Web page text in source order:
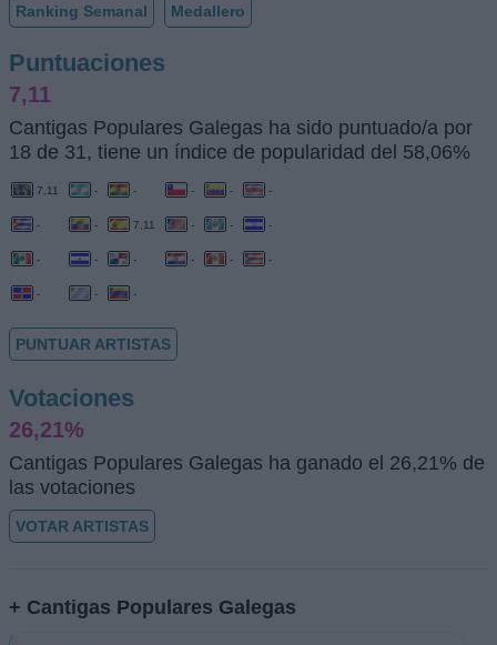
Ranking Semanal Medallero
Puntuaciones
7,11
Cantigas Populares Galegas ha sido puntuado/a por
18 de 31, tiene un índice de popularidad del 58,06%
7,11 - - - - -
- - 7,11 - - -
- - - - - -
- - -
PUNTUAR ARTISTAS
Votaciones
26,21%
Cantigas Populares Galegas ha ganado el 26,21% de
las votaciones
VOTAR ARTISTAS
+ Cantigas Populares Galegas